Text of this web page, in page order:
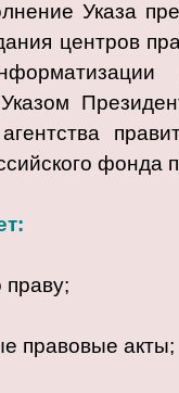
Указа
центров
фонда
праву;
правовые акты;